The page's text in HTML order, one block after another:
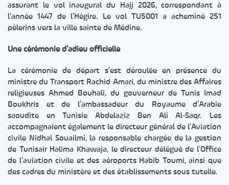
assurant le vol inaugural du Hajj 2026, correspondant à
l’année 1447 de l’Hégire. Le vol TU5001 a acheminé 251
pèlerins vers la ville sainte de Médine.
Une cérémonie d’adieu officielle
La cérémonie de départ s’est déroulée en présence du
ministre du Transport Rachid Amari, du ministre des Affaires
religieuses Ahmed Bouhali, du gouverneur de Tunis Imad
Boukhris et de l’ambassadeur du Royaume d’Arabie
saoudite en Tunisie Abdelaziz Ben Ali Al-Saqr. Les
accompagnaient également le directeur général de l’Aviation
civile Nidhal Souailmi, la responsable chargée de la gestion
de Tunisair Halima Khawaja, le directeur délégué de l’Office
de l’aviation civile et des aéroports Habib Toumi, ainsi que
des cadres du ministère et des établissements sous tutelle.